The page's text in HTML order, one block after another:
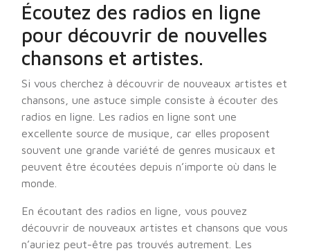
Écoutez des radios en ligne
pour découvrir de nouvelles
chansons et artistes.
Si vous cherchez à découvrir de nouveaux artistes et
chansons, une astuce simple consiste à écouter des
radios en ligne. Les radios en ligne sont une
excellente source de musique, car elles proposent
souvent une grande variété de genres musicaux et
peuvent être écoutées depuis n’importe où dans le
monde.
En écoutant des radios en ligne, vous pouvez
découvrir de nouveaux artistes et chansons que vous
n’auriez peut-être pas trouvés autrement. Les